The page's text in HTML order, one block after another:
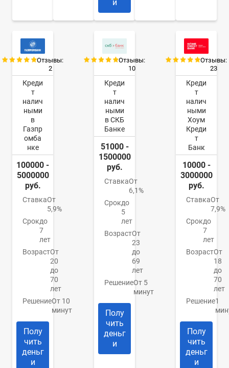
и
Отзывы:
2
Креди
т
налич
ными
в
Газпр
омба
нке
100000 -
5000000
руб.
СтавкаОт
5,9%
Срокдо
7
лет
ВозрастОт
20
до
70
лет
РешениеОт 10
минут
Полу
чить
деньг
и
Отзывы:
10
Креди
т
налич
ными
в СКБ
Банке
51000 -
1500000
руб.
СтавкаОт
6,1%
Срокдо
5
лет
ВозрастОт
23
до
69
лет
РешениеОт 5
минут
Полу
чить
деньг
и
Отзывы:
23
Креди
т
налич
ными
Хоум
Креди
т
Банк
10000 -
3000000
руб.
СтавкаОт
7,9%
Срокдо
7
лет
ВозрастОт
18
до
70
лет
Решение1
Полу
чить
деньг
и